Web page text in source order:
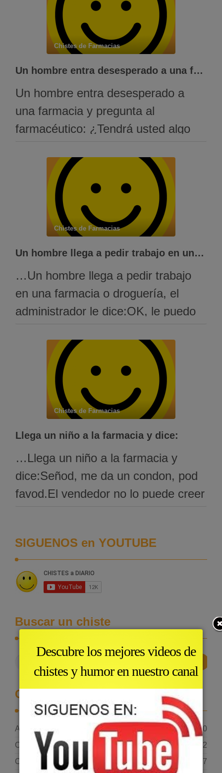
Chistes de Farmacias
Un hombre entra desesperado a una farmacia y pregunta al farmaceutico:
Un hombre entra desesperado a
una farmacia y pregunta al
farmacéutico: ¿Tendrá usted algo
nuevo en el negocio y rápidamente
le ofreció el primer medicamento
que encontró. El señor le pagó y
salió muy apurado de la farmacia.
Más tarde el farmacéutico se da …
Chistes de Farmacias
Un hombre llega a pedir trabajo en una farmacia o drogueria, el administrador le dice:
…Un hombre llega a pedir trabajo
en una farmacia o droguería, el
administrador le dice:OK, le puedo
inglés.Claro, yo hablo
inglés.Demuéstrelo y atienda a ese
cliente que está entrando.Cliente:
¿Hay ampolletas? Solicitante:
Welcome mister Polletas, Im Jorge.
Chistes de Farmacias
Llega un niño a la farmacia y dice:
…Llega un niño a la farmacia y
dice:Señod, me da un condon, pod
favod.El vendedor no lo puede creer
vendedor le dice atontado:¿Para
qué quieres tú un condon?El niño le
dice:Pada amarradme ed zapatito.
SIGUENOS en YOUTUBE
Buscar un chiste
Categories
AudioChistes
10
Chistes
2
Chistes Cortos
867
Descubre los mejores videos de
chistes y humor en nuestro canal